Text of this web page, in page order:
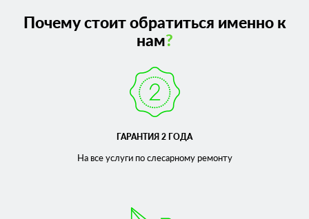
Почему стоит обратиться именно к
нам?
ГАРАНТИЯ 2 ГОДА
На все услуги по слесарномуремонту